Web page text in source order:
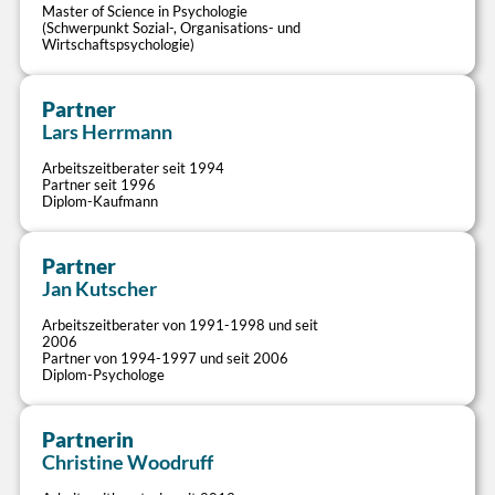
Lösung von Schicht- und Dienstplan-
Herausforderungen
Bereitstellung einfacher Tools zur
Bedarfsermittlung
Flexible Tagesarbeitszeit
Potenziale eigenverantwortlich gesteuerter
Arbeitszeiten im Büro und in Tagdienstbereichen
ausschöpfen
Flexibilisierung und Vereinfachung
bestehender Arbeitszeitsysteme
Zukunftsfähige Vertrauensarbeitszeit-
Regelungen
Besetzungsanforderungen und Zeitinteressen der
Mitarbeiter passgenau realisieren
Dienstplangestaltung (Monatspläne,
Zeitkonten, Flexibilitäts-Spielregeln
Coaching betrieblicher Arbeitszeitspezialisten
Personalbedarf
unabhängig ermitteln
Leistungsbezogene Personaldimensionierung
und Nebenzeitenbesetzung
Umsetzung regulatorischer Anforderungen
Plausibilisierung der Stellenplanung anhand
des Besetzungsbedarfs
Master of Science in Psychologie
(Schwerpunkt Sozial-, Organisations- und
Wirtschaftspsychologie)
Partner
Lars Herrmann
Arbeitszeitberater seit 1994
Partner seit 1996
Diplom-Kaufmann
Partner
Jan Kutscher
Arbeitszeitberater von 1991-1998 und seit
2006
Partner von 1994-1997 und seit 2006
Diplom-Psychologe
Partnerin
Christine Woodruff